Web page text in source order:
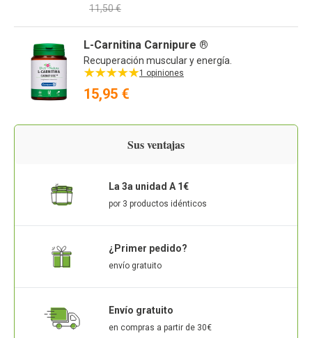
11,50 €
L-Carnitina Carnipure ®
Recuperación muscular y energía.
1 opiniones
15,95 €
Sus ventajas
La 3a unidad A 1€
por 3 productos idénticos
¿Primer pedido?
envío gratuito
Envío gratuito
en compras a partir de 30€